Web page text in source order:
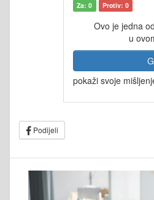
Za: 0 Protiv: 0
Ovo je jedna od
u
pokaži svoje
Podijeli